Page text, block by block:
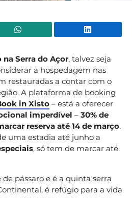
WhatsApp
Serra do Açor, talvez seja
a hospedagem nas
restauradas a contar com o
A plataforma de booking
in Xisto – está a oferecer
imperdível – 30% de
reserva até 14 de março.
uma estadia até junho a
, só tem de marcar até
pássaro e é a quinta serra
é refúgio para a vida